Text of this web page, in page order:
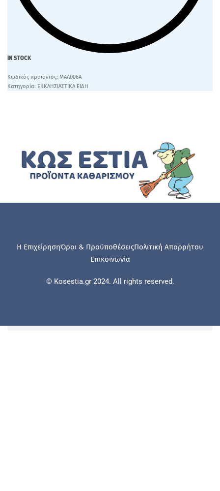
IN STOCK
ΜΑΛ006Α
Κατηγορία: ΕΚΚΛΗΣΙΑΣΤΙΚΑ ΕΙΔΗ
Η ΕπιχείρησηΌροι & ΠροϋποθέσειςΠολιτική Απορρήτου
Επικοινωνία
© Kosestia.gr 2024. All rights reserved.